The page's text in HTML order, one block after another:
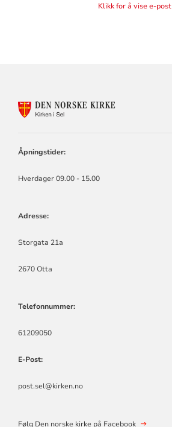
Klikk for å vise e-post
Åpningstider:
Hverdager 09.00 - 15.00
Adresse:
Storgata 21a
2670 Otta
Telefonnummer:
61209050
E-Post:
post.sel@kirken.no
Følg Den norske kirke på Facebook